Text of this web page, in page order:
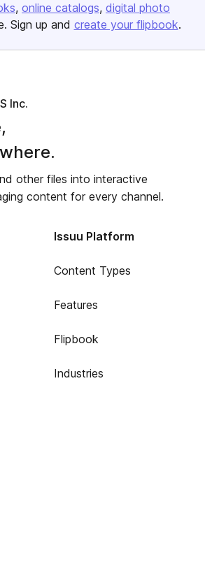
online catalogs digital photo
Sign up and create your flipbook.
Inc.
other files into interactive
content for every channel.
Issuu Platform
Content Types
Features
Flipbook
Industries